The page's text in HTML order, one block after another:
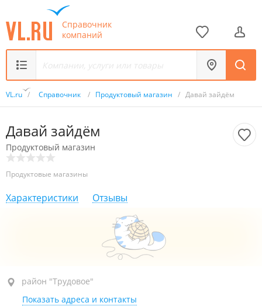
Справочник
компаний
VL.ru / Справочник / Продуктовый магазин / Давай зайдём
Давай зайдём
Продуктовый магазин
Продуктовые магазины
Характеристики Отзывы
район "Трудовое", ул. Курчатова, 23А
1-й этаж
район "Трудовое"
Показать адреса и контакты